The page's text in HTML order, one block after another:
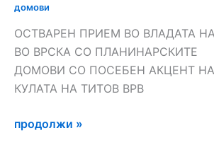
домови
ОСТВАРЕН ПРИЕМ ВО ВЛАДАТА
ВО ВРСКА СО ПЛАНИНАРСКИТЕ
ДОМОВИ СО ПОСЕБЕН АКЦЕНТ НА
КУЛАТА НА ТИТОВ ВРВ
ОСТВАРЕН
продолжи »